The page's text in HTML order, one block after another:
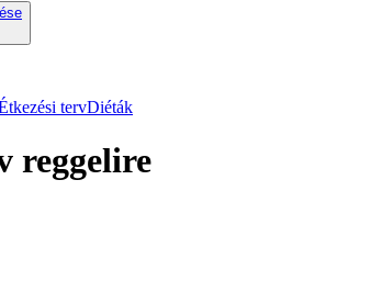
tervDiéták
reggelire